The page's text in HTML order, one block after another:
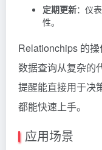
定期更新：仪
性。
Relationchips 的
数据查询从复杂的
提醒能直接用于决
都能快速上手。
应用场景